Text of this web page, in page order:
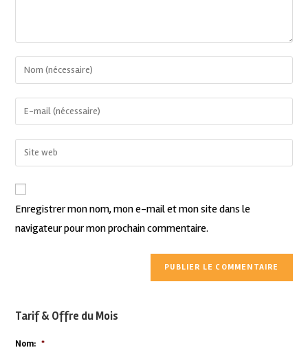
Enregistrer mon nom, mon e-mail et mon site dans le
navigateur pour mon prochain commentaire.
Tarif & Offre du Mois
Nom: *